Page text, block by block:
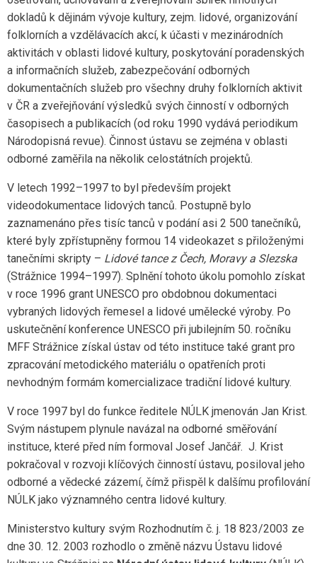
dokladů k dějinám vývoje kultury, zejm. lidové, organizování
folklorních a vzdělávacích akcí, k účasti v mezinárodních
aktivitách v oblasti lidové kultury, poskytování poradenských
a informačních služeb, zabezpečování odborných
dokumentačních služeb pro všechny druhy folklorních aktivit
v ČR a zveřejňování výsledků svých činností v odborných
časopisech a publikacích (od roku 1990 vydává periodikum
Národopisná revue). Činnost ústavu se zejména v oblasti
odborné zaměřila na několik celostátních projektů.
V letech 1992–1997 to byl především projekt
videodokumentace lidových tanců. Postupně bylo
zaznamenáno přes tisíc tanců v podání asi 2 500 tanečníků,
které byly zpřístupněny formou 14 videokazet s přiloženými
tanečními skripty – Lidové tance z Čech, Moravy a Slezska
(Strážnice 1994–1997). Splnění tohoto úkolu pomohlo získat
v roce 1996 grant UNESCO pro obdobnou dokumentaci
vybraných lidových řemesel a lidové umělecké výroby. Po
uskutečnění konference UNESCO při jubilejním 50. ročníku
MFF Strážnice získal ústav od této instituce také grant pro
zpracování metodického materiálu o opatřeních proti
nevhodným formám komercializace tradiční lidové kultury.
V roce 1997 byl do funkce ředitele NÚLK jmenován Jan Krist.
Svým nástupem plynule navázal na odborné směřování
instituce, které před ním formoval Josef Jančář. J. Krist
pokračoval v rozvoji klíčových činností ústavu, posiloval jeho
odborné a vědecké zázemí, čímž přispěl k dalšímu profilování
NÚLK jako významného centra lidové kultury.
Ministerstvo kultury svým Rozhodnutím č. j. 18 823/2003 ze
dne 30. 12. 2003 rozhodlo o změně názvu Ústavu lidové